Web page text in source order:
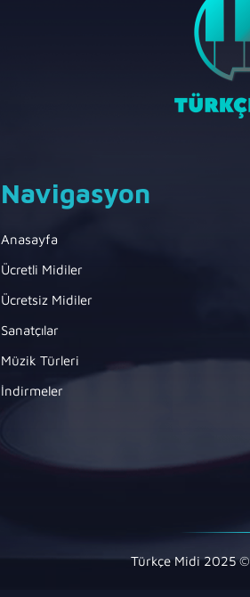
Navigasyon
Anasayfa
Ücretli Midiler
Ücretsiz Midiler
Sanatçılar
Müzik Türleri
İndirmeler
Türkçe Midi 2025 ©